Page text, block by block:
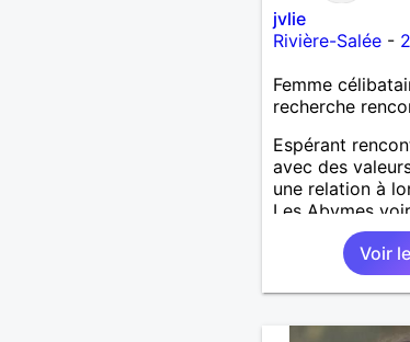
jvlie
Rivière-Salée-
Femme
recherche
Espérant
avec des
une relation à
Les Abymes
la Guadeloupe.
Voir